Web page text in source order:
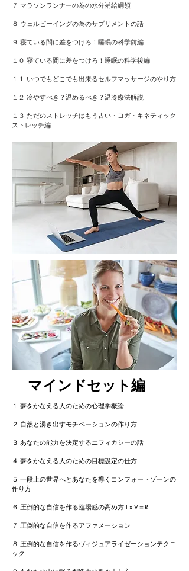
７ マラソンランナーの為の水分補給綱領
８ ウェルビーイングの為のサプリメントの話
９ 寝ている間に差をつけろ！睡眠の科学前編
１０ 寝ている間に差をつけろ！睡眠の科学後編
１１ いつでもどこでも出来るセルフマッサージのやり方
１２ 冷やすべき？温めるべき？温冷療法解説
１３ ただのストレッチはもう古い・ヨガ・キネティック
ストレッチ編​​
マインドセット編
１ 夢をかなえる人のための心理学概論
２ 自然と湧き出すモチベーションの作り方
３ あなたの能力を決定するエフィカシーの話
４ 夢をかなえる人のための目標設定の仕方
５ 一段上の世界へとあなたを導くコンフォートゾーンの
作り方
６ 圧倒的な自信を作る臨場感の高め方 IｘV＝R
７ 圧倒的な自信を作るアファメーション
８ 圧倒的な自信を作るヴィジュアライゼーションテクニ
ック